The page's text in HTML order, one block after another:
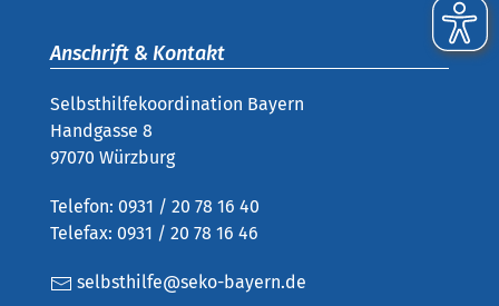
Anschrift & Kontakt
Selbsthilfekoordination Bayern
Handgasse 8
97070 Würzburg
Telefon: 0931 / 20 78 16 40
Telefax: 0931 / 20 78 16 46
selbsthilfe@seko-bayern.de